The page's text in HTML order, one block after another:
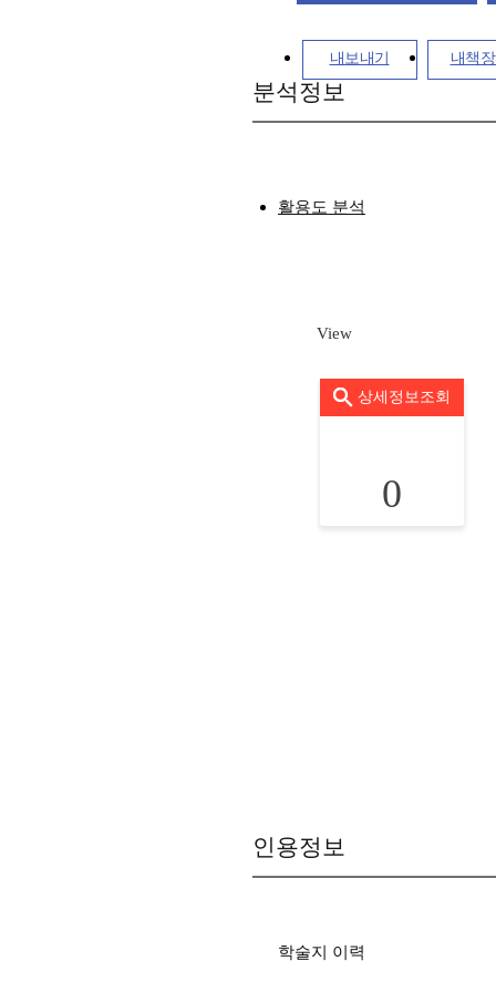
내보내기 내책
분석정보
활용도 분석
View
상세정보조회
0
인용정보
학술지 이력